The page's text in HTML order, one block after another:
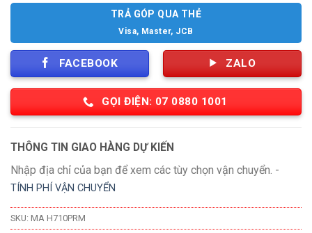
TRẢ GÓP QUA THẺ
Visa, Master, JCB
FACEBOOK ZALO
GỌI ĐIỆN: 07 0880 1001
THÔNG TIN GIAO HÀNG DỰ KIẾN
Nhập địa chỉ của bạn để xem các tùy chọn vận chuyển. -
TÍNH PHÍ VẬN CHUYỂN
SKU: MA H710PRM